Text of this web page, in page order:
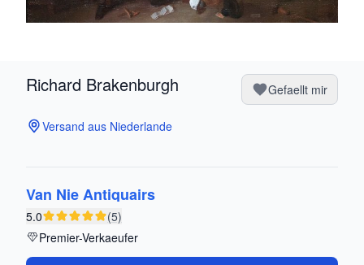
Richard Brakenburgh Gefaellt mir
Versand aus Niederlande
Van Nie Antiquairs
5.0
(5)
Premier-Verkaeufer